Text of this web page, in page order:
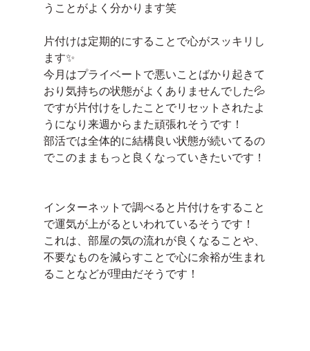
うことがよく分かります笑
片付けは定期的にすることで心がスッキリし
ます✨
今月はプライベートで悪いことばかり起きて
おり気持ちの状態がよくありませんでした💦
ですが片付けをしたことでリセットされたよ
うになり来週からまた頑張れそうです！
部活では全体的に結構良い状態が続いてるの
でこのままもっと良くなっていきたいです！
インターネットで調べると片付けをすること
で運気が上がるといわれているそうです！
これは、部屋の気の流れが良くなることや、
不要なものを減らすことで心に余裕が生まれ
ることなどが理由だそうです！